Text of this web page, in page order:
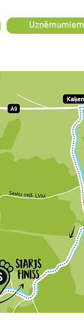
Uzņēmumiem